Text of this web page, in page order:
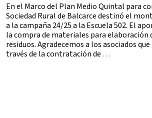
En el Marco del Plan Medio Quintal para
Sociedad Rural de Balcarce destinó el
a la campaña 24/25 a la Escuela 502. El
la compra de materiales para elaboración
residuos. Agradecemos a los asociados
través de la contratación de …